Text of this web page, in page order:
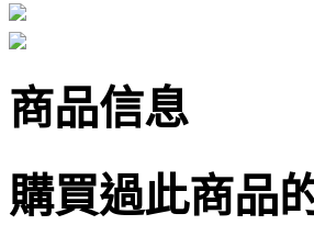
商品信息
購買過此商品